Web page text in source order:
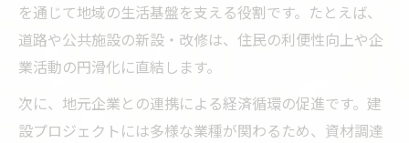
を通じて地域の生活基盤を支える役割です。たとえば、
道路や公共施設の新設・改修は、住民の利便性向上や企
業活動の円滑化に直結します。
次に、地元企業との連携による経済循環の促進です。建
設プロジェクトには多様な業種が関わるため、資材調達